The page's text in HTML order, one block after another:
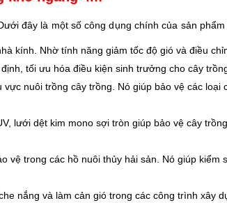
đây là một số công dụng chính của sản phẩm
kính. Nhờ tính năng giảm tốc độ gió và điều
tối ưu hóa điều kiện sinh trưởng cho cây
nuôi trồng cây trồng. Nó giúp bảo vệ các loại
lưới dệt kim mono sợi tròn giúp bảo vệ cây
vệ trong các hồ nuôi thủy hải sản. Nó giúp kiểm
nắng và làm cản gió trong các công trình xây